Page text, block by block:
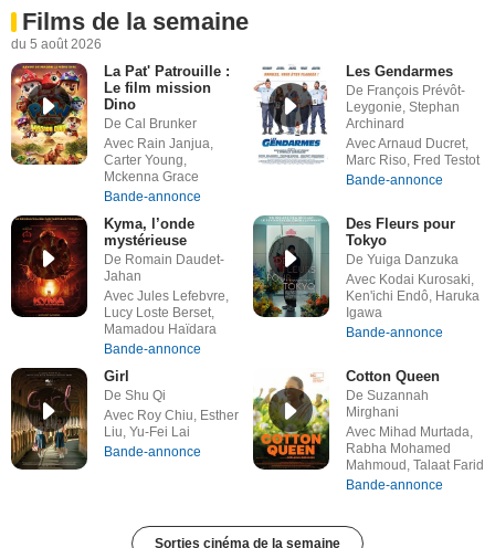
Films de la semaine
du 5 août 2026
La Pat' Patrouille :
Le film mission
Dino
De Cal Brunker
Avec Rain Janjua,
Carter Young,
Mckenna Grace
Bande-annonce
Les Gendarmes
De François Prévôt-
Leygonie, Stephan
Archinard
Avec Arnaud Ducret,
Marc Riso, Fred Testot
Bande-annonce
Kyma, l’onde
mystérieuse
De Romain Daudet-
Jahan
Avec Jules Lefebvre,
Lucy Loste Berset,
Mamadou Haïdara
Bande-annonce
Des Fleurs pour
Tokyo
De Yuiga Danzuka
Avec Kodai Kurosaki,
Ken'ichi Endô, Haruka
Igawa
Bande-annonce
Girl
De Shu Qi
Avec Roy Chiu, Esther
Liu, Yu-Fei Lai
Bande-annonce
Cotton Queen
De Suzannah
Mirghani
Avec Mihad Murtada,
Rabha Mohamed
Mahmoud, Talaat Farid
Bande-annonce
Sorties cinéma de la semaine